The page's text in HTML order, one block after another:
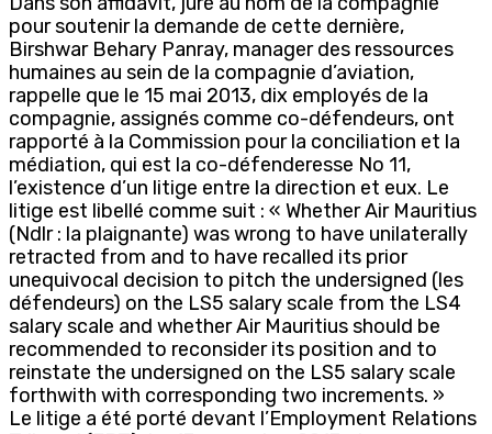
pour soutenir la demande de cette dernière,
Birshwar Behary Panray, manager des ressources
humaines au sein de la compagnie d’aviation,
rappelle que le 15 mai 2013, dix employés de la
compagnie, assignés comme co-défendeurs, ont
rapporté à la Commission pour la conciliation et la
médiation, qui est la co-défenderesse No 11,
l’existence d’un litige entre la direction et eux. Le
litige est libellé comme suit : « Whether Air Mauritius
(Ndlr : la plaignante) was wrong to have unilaterally
retracted from and to have recalled its prior
unequivocal decision to pitch the undersigned (les
défendeurs) on the LS5 salary scale from the LS4
salary scale and whether Air Mauritius should be
recommended to reconsider its position and to
reinstate the undersigned on the LS5 salary scale
forthwith with corresponding two increments. »
Le litige a été porté devant l’Employment Relations